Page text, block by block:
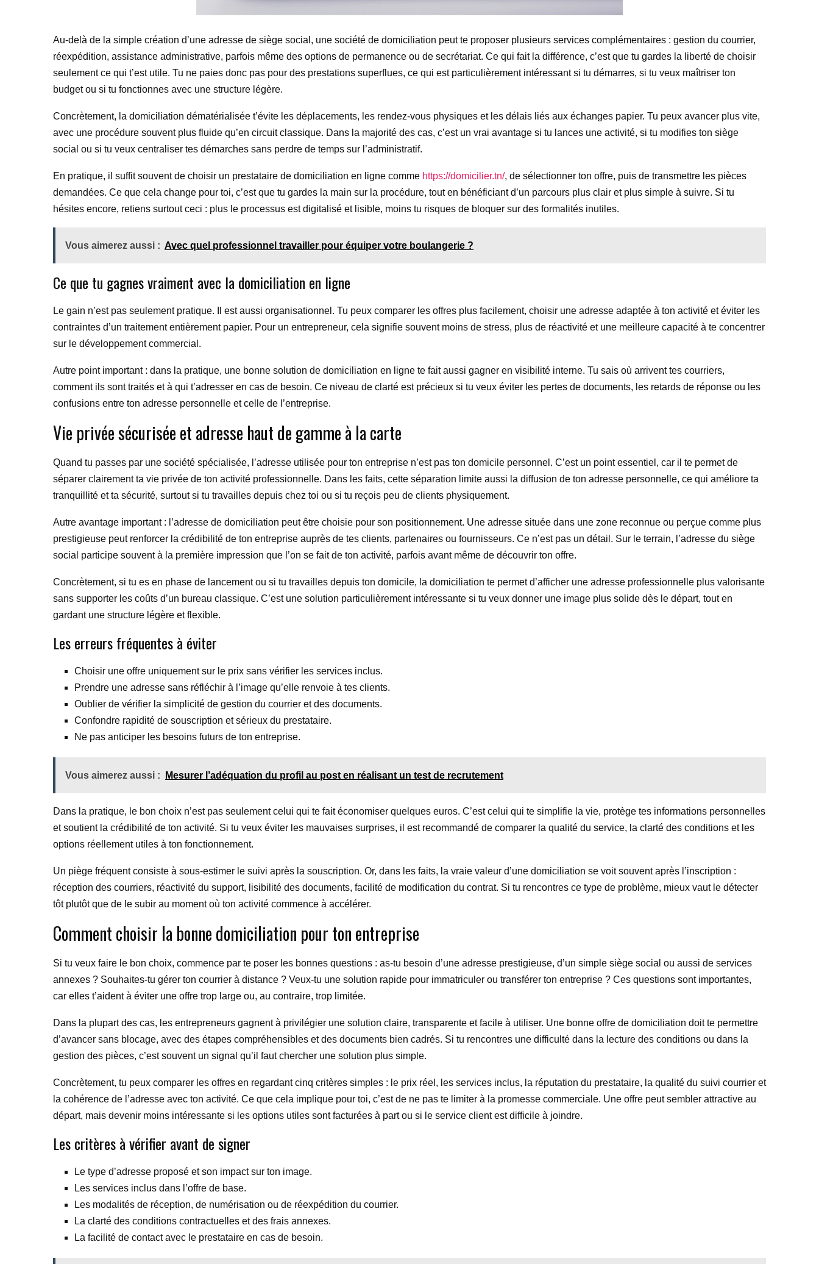
Au-delà de la simple création d’une adresse de siège social, une société de domiciliation peut te proposer plusieurs services complémentaires : gestion du courrier,
réexpédition, assistance administrative, parfois même des options de permanence ou de secrétariat. Ce qui fait la différence, c’est que tu gardes la liberté de choisir
seulement ce qui t’est utile. Tu ne paies donc pas pour des prestations superflues, ce qui est particulièrement intéressant si tu démarres, si tu veux maîtriser ton
budget ou si tu fonctionnes avec une structure légère.
Concrètement, la domiciliation dématérialisée t’évite les déplacements, les rendez-vous physiques et les délais liés aux échanges papier. Tu peux avancer plus vite,
avec une procédure souvent plus fluide qu’en circuit classique. Dans la majorité des cas, c’est un vrai avantage si tu lances une activité, si tu modifies ton siège
social ou si tu veux centraliser tes démarches sans perdre de temps sur l’administratif.
En pratique, il suffit souvent de choisir un prestataire de domiciliation en ligne comme https://domicilier.tn/, de sélectionner ton offre, puis de transmettre les pièces
demandées. Ce que cela change pour toi, c’est que tu gardes la main sur la procédure, tout en bénéficiant d’un parcours plus clair et plus simple à suivre. Si tu
hésites encore, retiens surtout ceci : plus le processus est digitalisé et lisible, moins tu risques de bloquer sur des formalités inutiles.
Vous aimerez aussi : Avec quel professionnel travailler pour équiper votre boulangerie ?
Ce que tu gagnes vraiment avec la domiciliation en ligne
Le gain n’est pas seulement pratique. Il est aussi organisationnel. Tu peux comparer les offres plus facilement, choisir une adresse adaptée à ton activité et éviter les
contraintes d’un traitement entièrement papier. Pour un entrepreneur, cela signifie souvent moins de stress, plus de réactivité et une meilleure capacité à te concentrer
sur le développement commercial.
Autre point important : dans la pratique, une bonne solution de domiciliation en ligne te fait aussi gagner en visibilité interne. Tu sais où arrivent tes courriers,
comment ils sont traités et à qui t’adresser en cas de besoin. Ce niveau de clarté est précieux si tu veux éviter les pertes de documents, les retards de réponse ou les
confusions entre ton adresse personnelle et celle de l’entreprise.
Vie privée sécurisée et adresse haut de gamme à la carte
Quand tu passes par une société spécialisée, l’adresse utilisée pour ton entreprise n’est pas ton domicile personnel. C’est un point essentiel, car il te permet de
séparer clairement ta vie privée de ton activité professionnelle. Dans les faits, cette séparation limite aussi la diffusion de ton adresse personnelle, ce qui améliore ta
tranquillité et ta sécurité, surtout si tu travailles depuis chez toi ou si tu reçois peu de clients physiquement.
Autre avantage important : l’adresse de domiciliation peut être choisie pour son positionnement. Une adresse située dans une zone reconnue ou perçue comme plus
prestigieuse peut renforcer la crédibilité de ton entreprise auprès de tes clients, partenaires ou fournisseurs. Ce n’est pas un détail. Sur le terrain, l’adresse du siège
social participe souvent à la première impression que l’on se fait de ton activité, parfois avant même de découvrir ton offre.
Concrètement, si tu es en phase de lancement ou si tu travailles depuis ton domicile, la domiciliation te permet d’afficher une adresse professionnelle plus valorisante
sans supporter les coûts d’un bureau classique. C’est une solution particulièrement intéressante si tu veux donner une image plus solide dès le départ, tout en
gardant une structure légère et flexible.
Les erreurs fréquentes à éviter
Choisir une offre uniquement sur le prix sans vérifier les services inclus.
Prendre une adresse sans réfléchir à l’image qu’elle renvoie à tes clients.
Oublier de vérifier la simplicité de gestion du courrier et des documents.
Confondre rapidité de souscription et sérieux du prestataire.
Ne pas anticiper les besoins futurs de ton entreprise.
Vous aimerez aussi : Mesurer l’adéquation du profil au post en réalisant un test de recrutement
Dans la pratique, le bon choix n’est pas seulement celui qui te fait économiser quelques euros. C’est celui qui te simplifie la vie, protège tes informations personnelles
et soutient la crédibilité de ton activité. Si tu veux éviter les mauvaises surprises, il est recommandé de comparer la qualité du service, la clarté des conditions et les
options réellement utiles à ton fonctionnement.
Un piège fréquent consiste à sous-estimer le suivi après la souscription. Or, dans les faits, la vraie valeur d’une domiciliation se voit souvent après l’inscription :
réception des courriers, réactivité du support, lisibilité des documents, facilité de modification du contrat. Si tu rencontres ce type de problème, mieux vaut le détecter
tôt plutôt que de le subir au moment où ton activité commence à accélérer.
Comment choisir la bonne domiciliation pour ton entreprise
Si tu veux faire le bon choix, commence par te poser les bonnes questions : as-tu besoin d’une adresse prestigieuse, d’un simple siège social ou aussi de services
annexes ? Souhaites-tu gérer ton courrier à distance ? Veux-tu une solution rapide pour immatriculer ou transférer ton entreprise ? Ces questions sont importantes,
car elles t’aident à éviter une offre trop large ou, au contraire, trop limitée.
Dans la plupart des cas, les entrepreneurs gagnent à privilégier une solution claire, transparente et facile à utiliser. Une bonne offre de domiciliation doit te permettre
d’avancer sans blocage, avec des étapes compréhensibles et des documents bien cadrés. Si tu rencontres une difficulté dans la lecture des conditions ou dans la
gestion des pièces, c’est souvent un signal qu’il faut chercher une solution plus simple.
Concrètement, tu peux comparer les offres en regardant cinq critères simples : le prix réel, les services inclus, la réputation du prestataire, la qualité du suivi courrier et
la cohérence de l’adresse avec ton activité. Ce que cela implique pour toi, c’est de ne pas te limiter à la promesse commerciale. Une offre peut sembler attractive au
départ, mais devenir moins intéressante si les options utiles sont facturées à part ou si le service client est difficile à joindre.
Les critères à vérifier avant de signer
Le type d’adresse proposé et son impact sur ton image.
Les services inclus dans l’offre de base.
Les modalités de réception, de numérisation ou de réexpédition du courrier.
La clarté des conditions contractuelles et des frais annexes.
La facilité de contact avec le prestataire en cas de besoin.